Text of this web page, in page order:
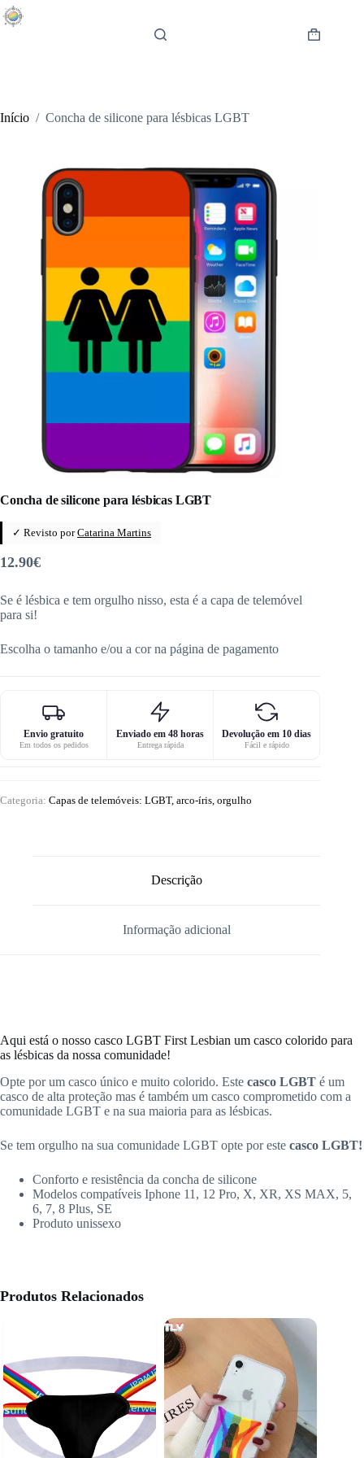
Pular
para
Carrinho
Início / Concha de silicone para lésbicas LGBT
Concha de silicone para lésbicas LGBT
✓ Revisto porCatarina Martins
12.90€
Se é lésbica e tem orgulho nisso, esta é a capa de telemóvel
para si!
Escolha o tamanho e/ou a cor na página de pagamento
Envio gratuito
Em todos os pedidos
Enviado em 48 horas
Entrega rápida
Devolução em 10 dias
Fácil e rápido
Categoria: Capas de telemóveis: LGBT, arco-íris, orgulho
Descrição
Informação adicional
Aqui está o nosso casco LGBT First Lesbian um casco colorido para
as lésbicas da nossa comunidade!
Opte por um casco único e muito colorido. Este casco LGBT é um
casco de alta proteção mas é também um casco comprometido com a
comunidade LGBT e na sua maioria para as lésbicas.
Se tem orgulho na sua comunidade LGBT opte por este casco LGBT!
Conforto e resistência da concha de silicone
Modelos compatíveis Iphone 11, 12 Pro, X, XR, XS MAX, 5,
6, 7, 8 Plus, SE
Produto unissexo
Produtos Relacionados